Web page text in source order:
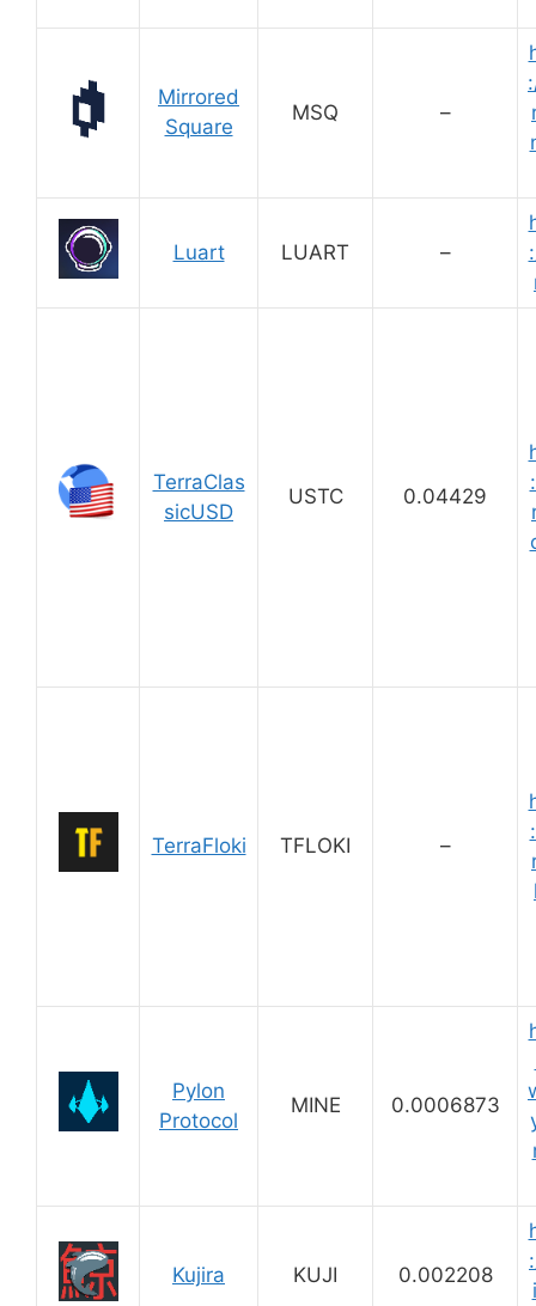
Mirrored
Square
MSQ –
Luart LUART –
TerraClas
sicUSD
USTC 0.04429
TerraFloki TFLOKI –
Pylon
Protocol
MINE 0.0006873
Kujira KUJI 0.002208